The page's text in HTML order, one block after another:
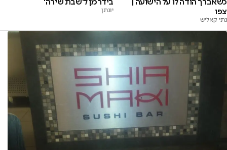
צפו
נתי קאליש
יונתן